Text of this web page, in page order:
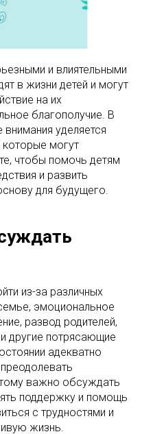
и влиятельными
в жизни детей и могут
на их
благополучие. В
уделяется
могут
чтобы помочь детям
и развить
для будущего.
из-за различных
эмоциональное
развод родителей,
другие потрясающие
адекватно
важно обсуждать
поддержку и помощь
с трудностями и
жизнь.